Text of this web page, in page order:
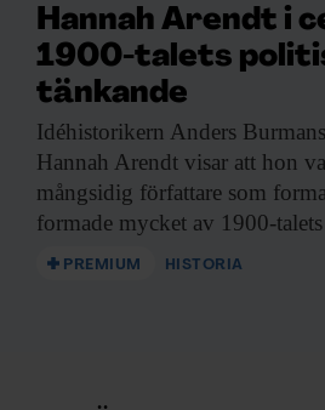
Hannah Arendt i
1900-talets
tänkande
Idéhistorikern Anders Burmans
Hannah Arendt visar att hon
mångsidig författare som
formade mycket av 1900-
PREMIUM HISTORIA